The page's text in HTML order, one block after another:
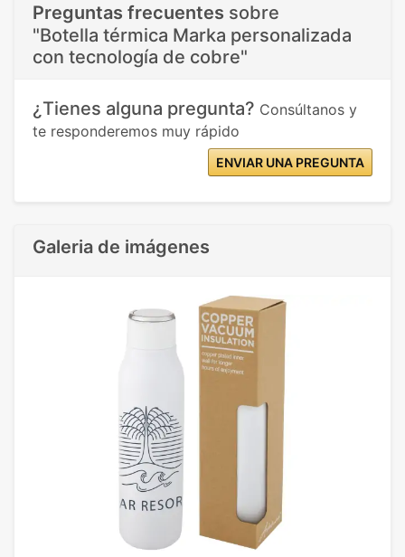
Preguntas frecuentes sobre
"Botella térmica Marka personalizada
con tecnología de cobre"
¿Tienes alguna pregunta? Consúltanos y
te responderemos muy rápido
ENVIAR UNA PREGUNTA
Galeria de imágenes